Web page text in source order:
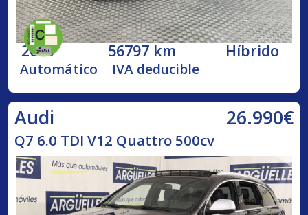
2023 56797 km Híbrido
Automático IVA deducible
Audi 26.990€
Q7 6.0 TDI V12 Quattro 500cv